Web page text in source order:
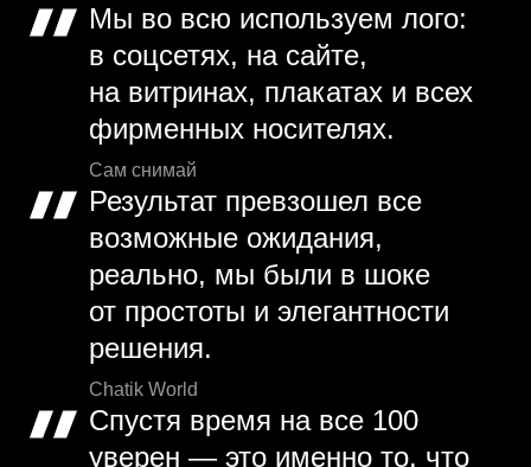
Мы во всю используем лого:
в соцсетях, на сайте,
на витринах, плакатах и всех
фирменных носителях.
Сам снимай
Результат превзошел все
возможные ожидания,
реально, мы были в шоке
от простоты и элегантности
решения.
Chatik World
Спустя время на все 100
уверен — это именно то, что